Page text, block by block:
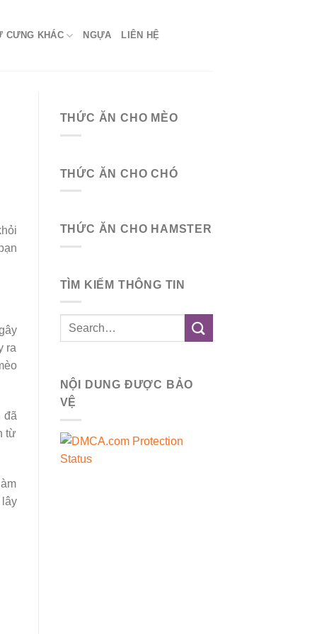
CƯNG KHÁC NGỰA LIÊN HỆ
ra
đã
từ
THỨC ĂN CHO MÈO
THỨC ĂN CHO CHÓ
THỨC ĂN CHO HAMSTER
TÌM KIẾM THÔNG TIN
NỘI DUNG ĐƯỢC BẢO
VỆ